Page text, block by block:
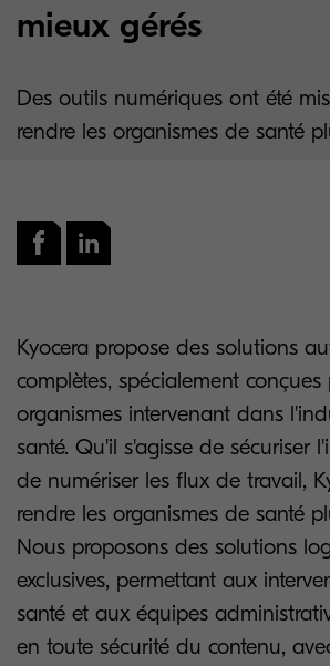
mieux gérés
Des outils numériques ont été
rendre les organismes de santé
Kyocera propose des solutions
complètes, spécialement conçues
organismes intervenant dans
santé. Qu'il s'agisse de sécuriser
de numériser les flux de travail,
rendre les organismes de santé
Nous proposons des solutions
exclusives, permettant aux
santé et aux équipes
en toute sécurité du contenu,